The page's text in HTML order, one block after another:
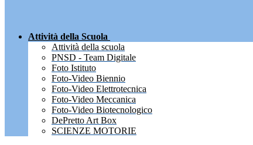
Attività della Scuola
Attività della scuola
PNSD - Team Digitale
Foto Istituto
Foto-Video Biennio
Foto-Video Elettrotecnica
Foto-Video Meccanica
Foto-Video Biotecnologico
DePretto Art Box
SCIENZE MOTORIE